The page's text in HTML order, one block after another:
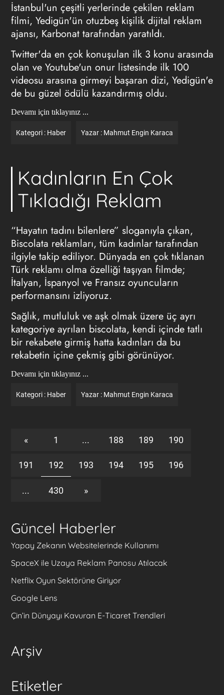
İstanbul'un çeşitli yerlerinde çekilen reklam
filmi, Yedigün'ün otuzbeş kişilik dijital reklam
ajansı, Karbonat tarafından yaratıldı.
Twitter'da en çok konuşulan ilk 3 konu arasında
olan ve Youtube'un onur listesinde ilk 100
videosu arasına girmeyi başaran dizi, Yedigün'e
de bu güzel ödülü kazandırmış oldu.
Devamı için tıklayınız ...
Kategori : Haber Yazar : Mahmut Engin Karaca
Kadınların En Çok
Tıkladığı Reklam
“Hayatın tadını bilenlere” sloganıyla çıkan,
Biscolata reklamları, tüm kadınlar tarafından
ilgiyle takip ediliyor. Dünyada en çok tıklanan
Türk reklamı olma özelliği taşıyan filmde;
İtalyan, İspanyol ve Fransız oyuncuların
performansını izliyoruz.
Sağlık, mutluluk ve aşk olmak üzere üç ayrı
kategoriye ayrılan biscolata, kendi içinde tatlı
bir rekabete girmiş hatta kadınları da bu
rekabetin içine çekmiş gibi görünüyor.
Devamı için tıklayınız ...
Kategori : Haber Yazar : Mahmut Engin Karaca
« 1 ... 188 189 190
191 192 193 194 195 196
... 430 »
Güncel Haberler
Yapay Zekanın Websitelerinde Kullanımı
SpaceX ile Uzaya Reklam Panosu Atılacak
Netflix Oyun Sektörüne Giriyor
Google Lens
Çin’in Dünyayı Kavuran E-Ticaret Trendleri
Arşiv
Etiketler